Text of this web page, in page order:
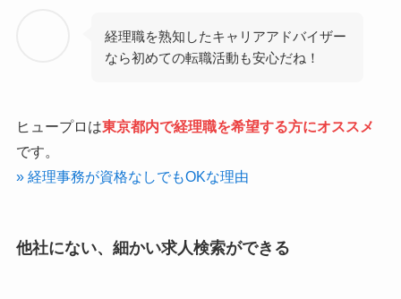
経理職を熟知したキャリアアドバイザー
なら初めての転職活動も安心だね！
ヒュープロは東京都内で経理職を希望する方にオススメ
です。
» 経理事務が資格なしでもOKな理由
他社にない、細かい求人検索ができる